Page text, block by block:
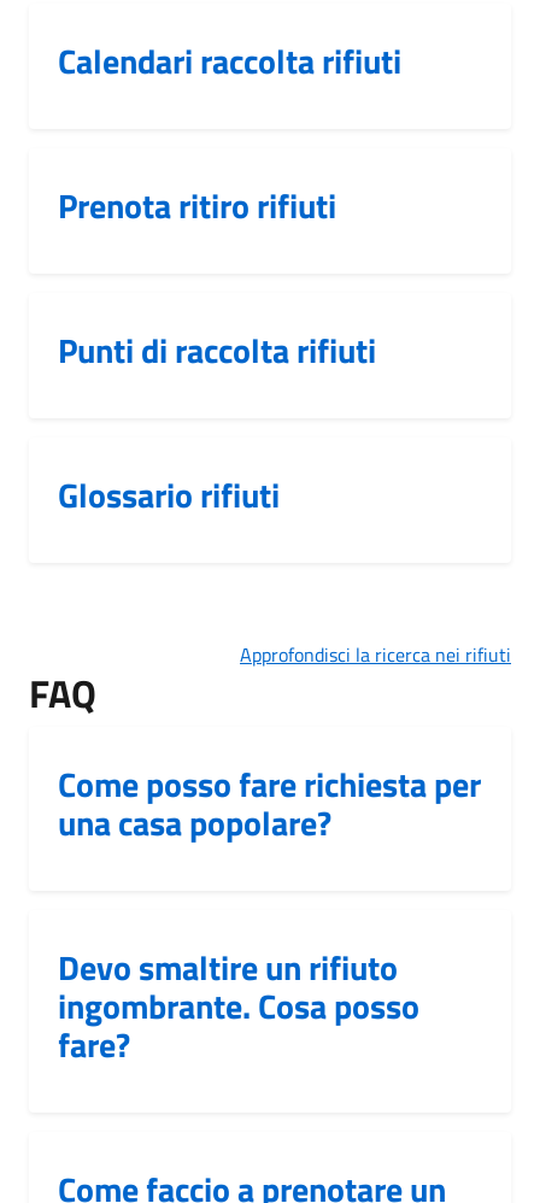
Calendari raccolta rifiuti
Prenota ritiro rifiuti
Punti di raccolta rifiuti
Glossario rifiuti
Approfondisci la ricerca nei rifiuti
FAQ
Come posso fare richiesta per
una casa popolare?
Devo smaltire un rifiuto
ingombrante. Cosa posso
fare?
Come faccio a prenotare un